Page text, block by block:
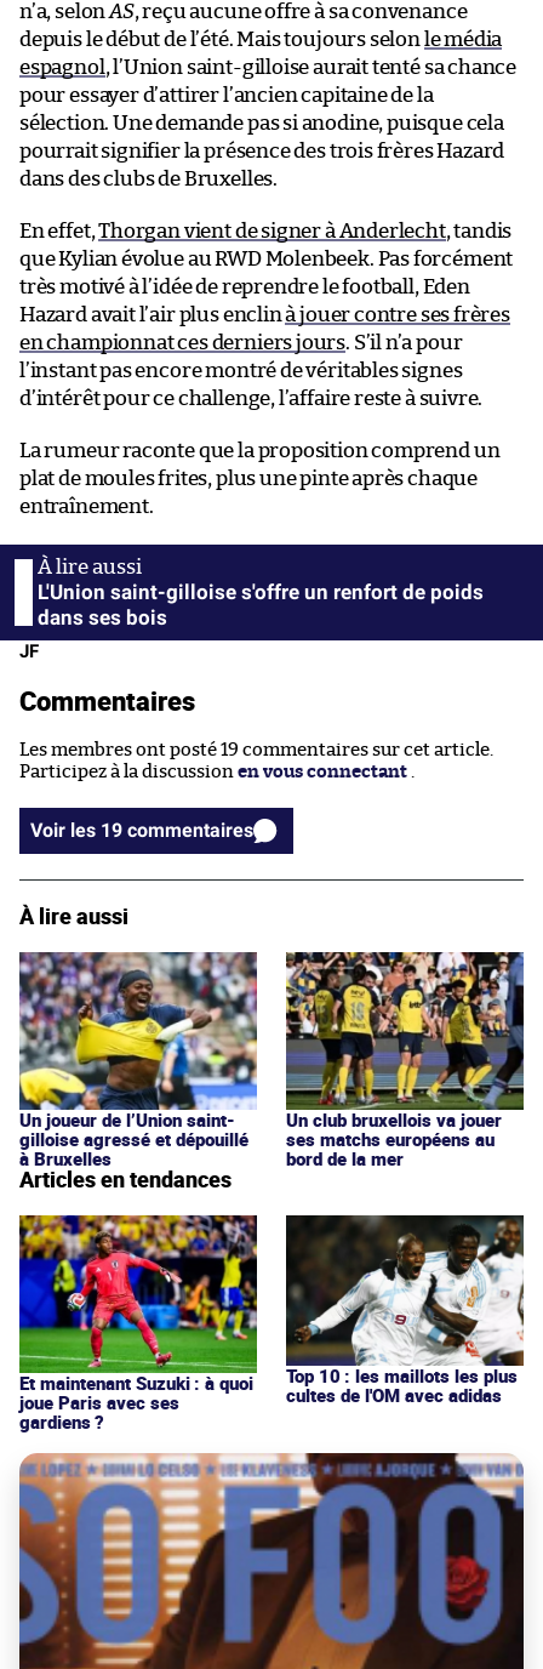
n’a, selonAS, reçu aucune offre à sa convenance
depuis le début de l’été. Mais toujours selon le média
espagnol, l’Union saint-gilloise aurait tenté sa chance
pour essayer d’attirer l’ancien capitaine de la
sélection. Une demande pas si anodine, puisque cela
pourrait signifier la présence des trois frères Hazard
dans des clubs de Bruxelles.
En effet,Thorgan vient de signer à Anderlecht, tandis
que Kylian évolue au RWD Molenbeek. Pas forcément
très motivé à l’idée de reprendre le football, Eden
Hazard avait l’air plus enclinà jouer contre ses frères
en championnat ces derniers jours. S’il n’a pour
l’instant pas encore montré de véritables signes
d’intérêt pour ce challenge, l’affaire reste à suivre.
La rumeur raconte que la proposition comprend un
plat de moules frites, plus une pinte après chaque
entraînement.
L'Union saint-gilloise s'offre un renfort de poids
dans ses bois
JF
Commentaires
Les membres ont posté 19 commentaires sur cet article.
Participez à la discussion en vous connectant .
Voir les 19 commentaires
À lire aussi
Un joueur de l’Union saint-
gilloise agressé et dépouillé
à Bruxelles
Un club bruxellois va jouer
ses matchs européens au
bord de la mer
Articles en tendances
Et maintenant Suzuki : à quoi
joue Paris avec ses
gardiens ?
Top 10 : les maillots les plus
cultes de l'OM avec adidas